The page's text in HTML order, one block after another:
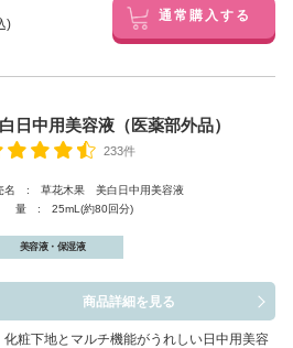
) 通常購入する
日中用美容液（医薬部外品）
233件
名 : 草花木果 美白日中用美容液
: 25mL(約80回分)
美容液・保湿液
商品詳細を見る
化粧下地とマルチ機能がうれしい日中用美容